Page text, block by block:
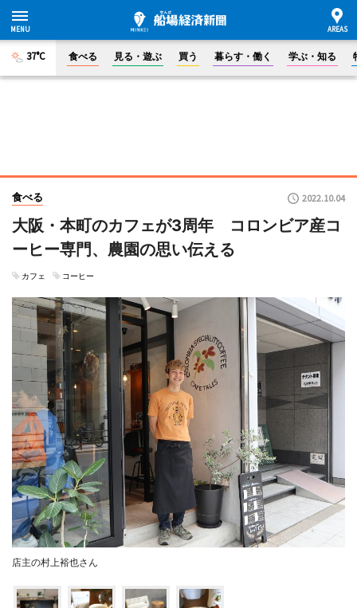
37°C 食べる 見る・遊ぶ 買う 暮らす・働く 学ぶ・知る
食べる 2022.10.04
大阪・本町のカフェが3周年 コロンビア産コ
ーヒー専門、農園の思い伝える
カフェ コーヒー
店主の村上裕也さん